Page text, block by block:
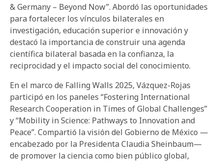
& Germany – Beyond Now”. Abordó las oportunidades
para fortalecer los vínculos bilaterales en
investigación, educación superior e innovación y
destacó la importancia de construir una agenda
científica bilateral basada en la confianza, la
reciprocidad y el impacto social del conocimiento.
En el marco de Falling Walls 2025, Vázquez-Rojas
participó en los paneles “Fostering International
Research Cooperation in Times of Global Challenges”
y “Mobility in Science: Pathways to Innovation and
Peace”. Compartió la visión del Gobierno de México —
encabezado por la Presidenta Claudia Sheinbaum—
de promover la ciencia como bien público global,